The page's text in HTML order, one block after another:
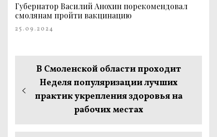
Губернатор Василий Анохин порекомендовал
смолянам пройти вакцинацию
25.09.2024
Навигация
записям
Предыдущая
запись:
В Смоленской области проходит
Неделя популяризации лучших
практик укрепления здоровья на
рабочих местах